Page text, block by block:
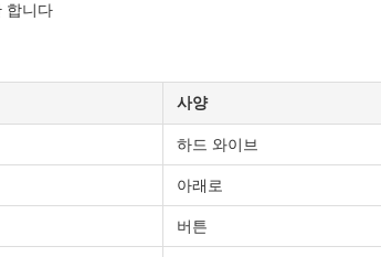
합니다
사양
하드 와이브
아래로
버튼